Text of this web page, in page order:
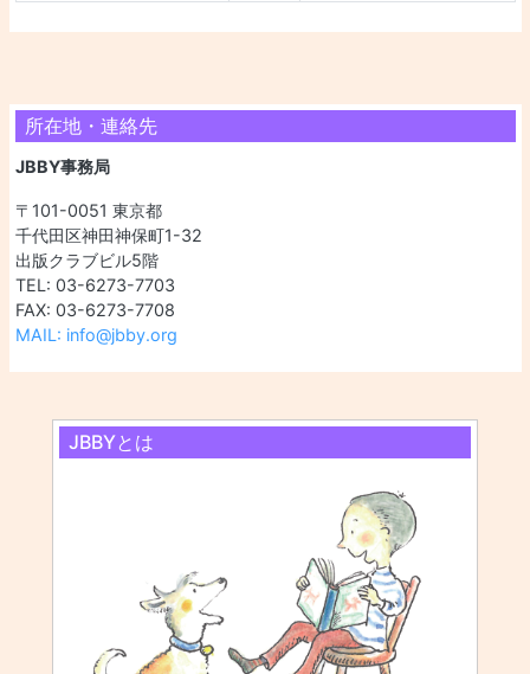
所在地・連絡先
JBBY事務局
〒101-0051 東京都
千代田区神田神保町1-32
出版クラブビル5階
TEL: 03-6273-7703
FAX: 03-6273-7708
MAIL: info@jbby.org
JBBYとは